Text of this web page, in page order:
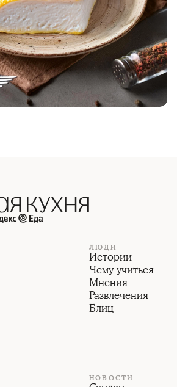
ЛЮДИ
Истории
Чему учиться
Мнения
Развлечения
Блиц
НОВОСТИ